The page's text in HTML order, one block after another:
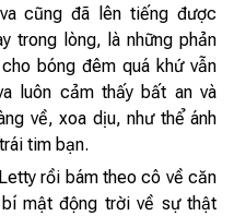
cũng đã lên tiếng được
trong lòng, là những phản
bóng đêm quá khứ vẫn
luôn cảm thấy bất an và
về, xoa dịu, như thể ánh
tim bạn.
rồi bám theo cô về căn
mật động trời về sự thật